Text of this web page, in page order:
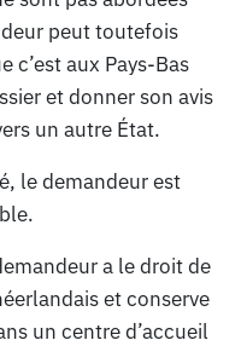
peut toutefois
c’est aux Pays-Bas
et donner son avis
un autre État.
le demandeur est
a le droit de
et conserve
un centre d’accueil